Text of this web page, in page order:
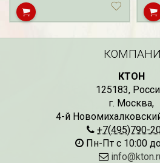
КТОН
125183,
г. Москва,
4-й
+7(495)790-
Пн-Пт с 10:00